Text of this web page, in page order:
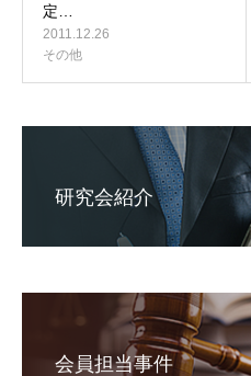
定…
2011.12.26
その他
研究会紹介
会員担当事件